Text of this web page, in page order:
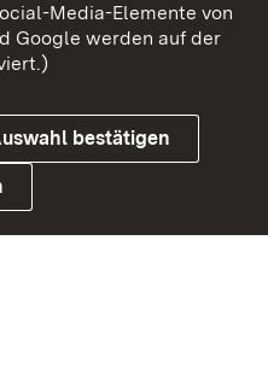
Barrierefreiheit
Media-Elemente von
Google werden auf der
bestätigen